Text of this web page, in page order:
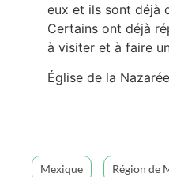
eux et ils sont déjà
Certains ont déjà
à visiter et à faire
Église de la
Mexique Région de